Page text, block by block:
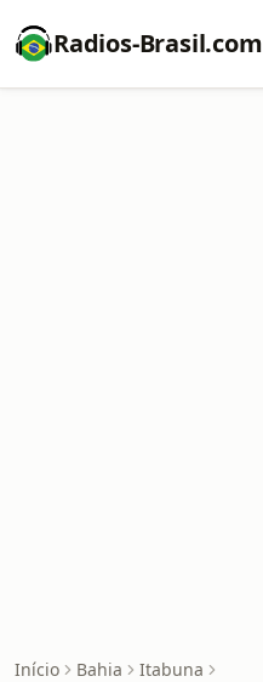
Radios-Brasil.com
Início Bahia
Itabuna